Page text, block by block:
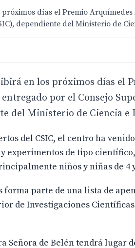
días el Premio
dependiente del Ministerio de
en los próximos días el
por el Consejo
del Ministerio de Ciencia e
del CSIC, el centro ha
experimentos de tipo
niños y niñas de 4
parte de una lista de
de Investigaciones
Señora de Belén tendrá lugar